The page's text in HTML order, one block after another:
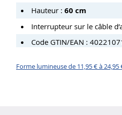
Hauteur : 60 cm
Interrupteur sur le câble
Code GTIN/EAN :
Forme lumineuse de 11,95 € à 24,95